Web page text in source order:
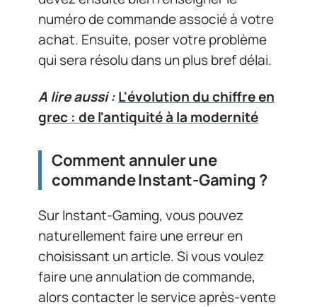
numéro de commande associé à votre
achat. Ensuite, poser votre problème
qui sera résolu dans un plus bref délai.
A lire aussi :L'évolution du chiffre en
grec : de l'antiquité à la modernité
Comment annuler une
commande Instant-Gaming ?
Sur Instant-Gaming, vous pouvez
naturellement faire une erreur en
choisissant un article. Si vous voulez
faire une annulation de commande,
alors contacter le service après-vente